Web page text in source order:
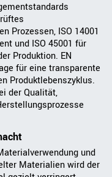
Prozessen, ISO 14001
und ISO 45001 für
Produktion. EN
für eine transparente
Produktlebenszyklus.
der Qualität,
und
Materialien wird der